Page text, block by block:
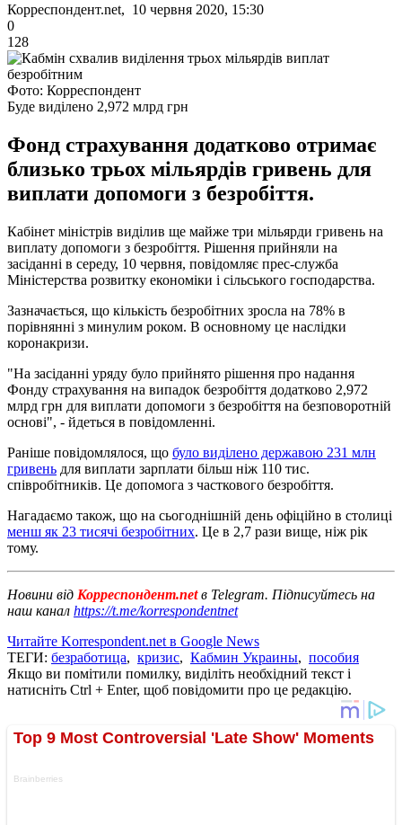
Корреспондент.net, 10 червня 2020, 15:30
0
128
Фото: Корреспондент
Буде виділено 2,972 млрд грн
Фонд страхування додатково отримає
близько трьох мільярдів гривень для
виплати допомоги з безробіття.
Кабінет міністрів виділив ще майже три мільярди гривень на
виплату допомоги з безробіття. Рішення прийняли на
засіданні в середу, 10 червня, повідомляє прес-служба
Міністерства розвитку економіки і сільського господарства.
Зазначається, що кількість безробітних зросла на 78% в
порівнянні з минулим роком. В основному це наслідки
коронакризи.
"На засіданні уряду було прийнято рішення про надання
Фонду страхування на випадок безробіття додатково 2,972
млрд грн для виплати допомоги з безробіття на безповоротній
основі", - йдеться в повідомленні.
Раніше повідомлялося, що було виділено державою 231 млн
гривень для виплати зарплати більш ніж 110 тис.
співробітників. Це допомога з часткового безробіття.
Нагадаємо також, що на сьогоднішній день офіційно в столиці
менш як 23 тисячі безробітних. Це в 2,7 рази вище, ніж рік
тому.
Новини від Корреспондент.netв Telegram. Підписуйтесь на
наш канал https://t.me/korrespondentnet
Читайте Korrespondent.net в Google News
ТЕГИ: безработица, кризис, Кабмин Украины, пособия
Якщо ви помітили помилку, виділіть необхідний текст і
натисніть Ctrl + Enter, щоб повідомити про це редакцію.